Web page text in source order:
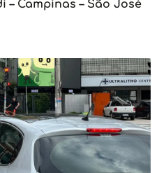
– Campinas – São José